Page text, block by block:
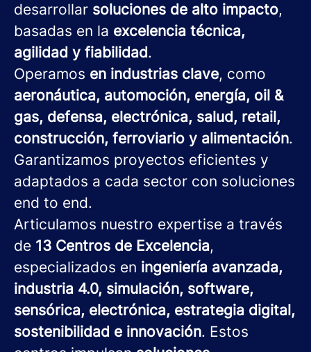
desarrollar soluciones de alto impacto,
basadas en la excelencia técnica,
agilidad y fiabilidad.
Operamos en industrias clave, como
aeronáutica, automoción, energía, oil &
gas, defensa, electrónica, salud, retail,
construcción, ferroviario y alimentación.
Garantizamos proyectos eficientes y
adaptados a cada sector con soluciones
end to end.
Articulamos nuestro expertise a través
de 13 Centros de Excelencia,
especializados en ingeniería avanzada,
industria 4.0, simulación, software,
sensórica, electrónica, estrategia digital,
sostenibilidad e innovación. Estos